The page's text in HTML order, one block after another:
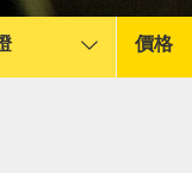
價格